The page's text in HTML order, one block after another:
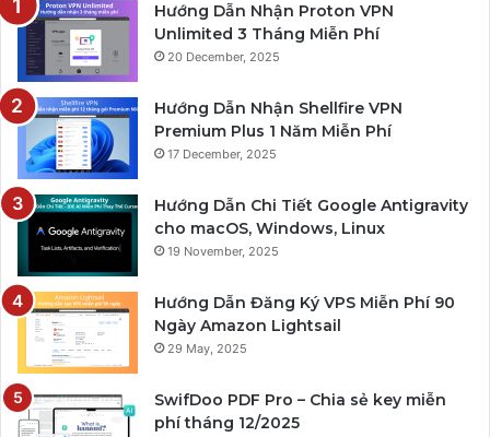
Hướng Dẫn Nhận Proton VPN
Unlimited 3 Tháng Miễn Phí
20 December, 2025
Hướng Dẫn Nhận Shellfire VPN
Premium Plus 1 Năm Miễn Phí
17 December, 2025
Hướng Dẫn Chi Tiết Google Antigravity
cho macOS, Windows, Linux
19 November, 2025
Hướng Dẫn Đăng Ký VPS Miễn Phí 90
Ngày Amazon Lightsail
29 May, 2025
SwifDoo PDF Pro – Chia sẻ key miễn
phí tháng 12/2025